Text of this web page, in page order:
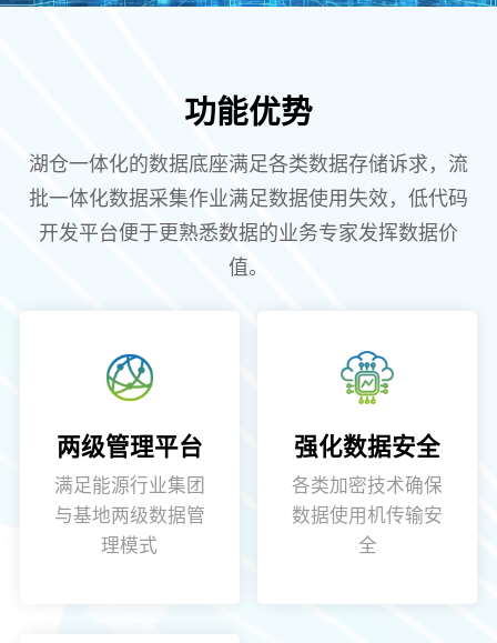
功能优势
湖仓一体化的数据底座满足各类数据存储诉求，流
批一体化数据采集作业满足数据使用失效，低代码
开发平台便于更熟悉数据的业务专家发挥数据价
值。
两级管理平台
满足能源行业集团
与基地两级数据管
理模式
强化数据安全
各类加密技术确保
数据使用机传输安
全